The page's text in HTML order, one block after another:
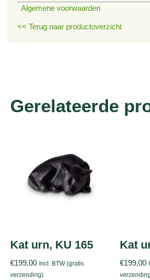
Algemene voorwaarden
<< Terug naar productoverzicht
Gerelateerde
Kat urn, KU 165
€199,00 Incl. BTW (gratis
verzending)
Kat
€199,00